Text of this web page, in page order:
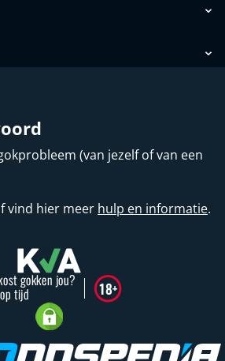
(van jezelf of van een
vind hier meer hulp en informatie.